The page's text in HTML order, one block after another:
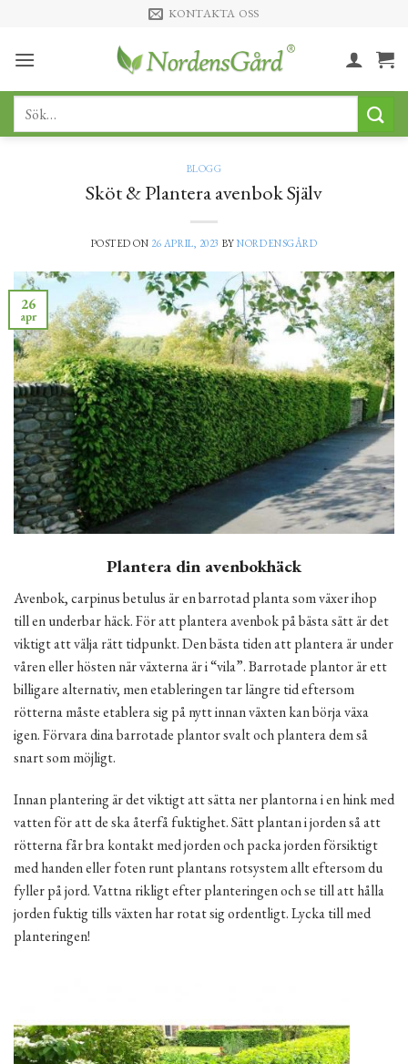
content
KONTAKTA OSS
Sök
BLOGG
Sköt & Plantera avenbok Själv
POSTED ON 26 APRIL, 2023 BYNORDENSGÅRD
26
apr
Plantera din avenbokhäck
Avenbok, carpinus betulus är en barrotad planta som växer ihop
till en underbar häck. För att plantera avenbok på bästa sätt är det
viktigt att välja rätt tidpunkt. Den bästa tiden att plantera är under
våren eller hösten när växterna är i “vila”. Barrotade plantor är ett
billigare alternativ, men etableringen tar längre tid eftersom
rötterna måste etablera sig på nytt innan växten kan börja växa
igen. Förvara dina barrotade plantor svalt och plantera dem så
snart som möjligt.
Innan plantering är det viktigt att sätta ner plantorna i en hink med
vatten för att de ska återfå fuktighet. Sätt plantan i jorden så att
rötterna får bra kontakt med jorden och packa jorden försiktigt
med handen eller foten runt plantans rotsystem allt eftersom du
fyller på jord. Vattna rikligt efter planteringen och se till att hålla
jorden fuktig tills växten har rotat sig ordentligt. Lycka till med
planteringen!